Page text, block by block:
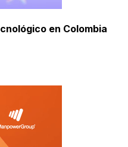
en Colombia